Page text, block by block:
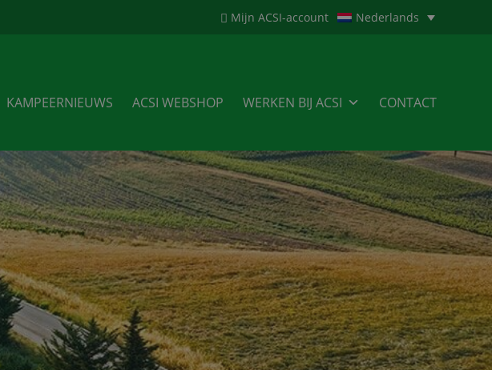
Mijn ACSI-account Nederlands
KAMPEERNIEUWS ACSI WEBSHOP WERKEN BIJ ACSI CONTACT